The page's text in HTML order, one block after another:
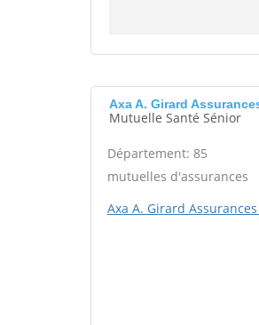
Axa A. Girard
Mutuelle Santé Sénior
Département: 85
mutuelles d'assurances
Axa A. Girard